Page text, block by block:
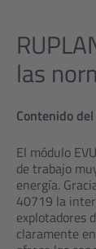
las
Contenido
El módulo
de trabajo
energía.
40719 la
explotadores
claramente